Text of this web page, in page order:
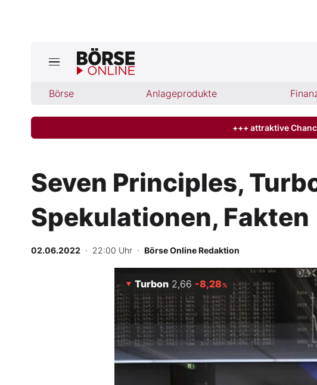
Börse Anlageprodukte
Jetzt aktuelle Ausgabe BÖRSE ONLINE lesen
Finanz-Check
Abo & Shop
BO-Musterdepots
Experten
Mein B:O
Mein Konto
+++ attraktive
Seven Principles,
Spekulationen, Fakten
02.06.2022 · 22:00 Uhr · Börse Online Redaktion
Turbon 2,66 -8,28%